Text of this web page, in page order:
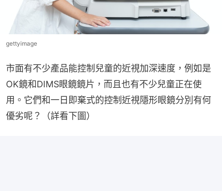
gettyimage
市面有不少產品能控制兒童的近視加深速度，例如是
OK鏡和DIMS眼鏡鏡片，而且也有不少兒童正在使
用。它們和一日即棄式的控制近視隱形眼鏡分別有何
優劣呢？（詳看下圖）